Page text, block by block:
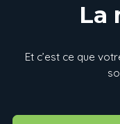
La
Et c’est ce que